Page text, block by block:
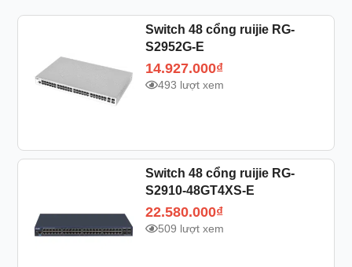
Switch 48 cổng ruijie RG-
S2952G-E
14.927.000₫
493 lượt xem
Switch 48 cổng ruijie RG-
S2910-48GT4XS-E
22.580.000₫
509 lượt xem